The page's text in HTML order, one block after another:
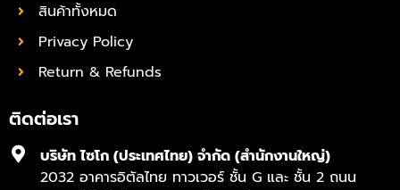
สินค้าทั้งหมด
Privacy Policy
Return & Refunds
ติดต่อเรา
บริษัท ไซโก (ประเทศไทย) จำกัด (สำนักงานใหญ่)
2032 อาคารอิตัลไทย ทาวเวอร์ ชั้น G และ ชั้น 2 ถนน